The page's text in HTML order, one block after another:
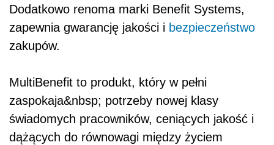
Dodatkowo renoma marki Benefit Systems,
zapewnia gwarancję jakości i bezpieczeństwo
zakupów.
MultiBenefit to produkt, który w pełni
zaspokaja&nbsp; potrzeby nowej klasy
świadomych pracowników, ceniących jakość i
dążących do równowagi między życiem